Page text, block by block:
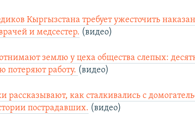
Кыргызстана требует ужесточить
и медсестер. (видео)
землю у цеха общества слепых:
потеряют работу. (видео)
рассказывают, как сталкивались с
пострадавших. (видео)